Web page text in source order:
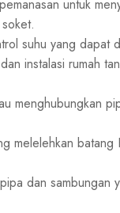
untuk
suhu yang dapat
instalasi rumah
menghubungkan
melelehkan batang
dan sambungan